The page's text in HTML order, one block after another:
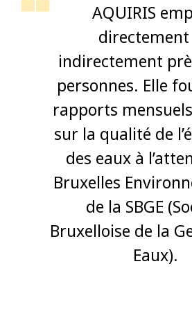
AQUIRIS
indirectement
personnes. Elle
rapports
sur la qualité de
des eaux à
Bruxelles
de la SBGE
Bruxelloise de la
Eaux).